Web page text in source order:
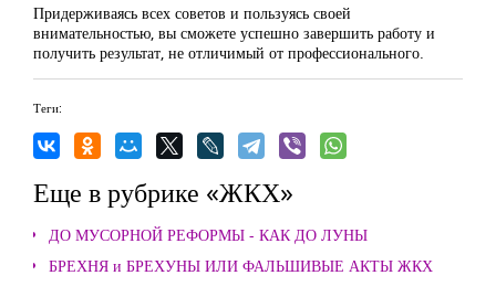
Придерживаясь всех советов и пользуясь своей
внимательностью, вы сможете успешно завершить работу и
получить результат, не отличимый от профессионального.
Теги:
Еще в рубрике «ЖКХ»
ДО МУСОРНОЙ РЕФОРМЫ - КАК ДО ЛУНЫ
БРЕХНЯ и БРЕХУНЫ ИЛИ ФАЛЬШИВЫЕ АКТЫ ЖКХ